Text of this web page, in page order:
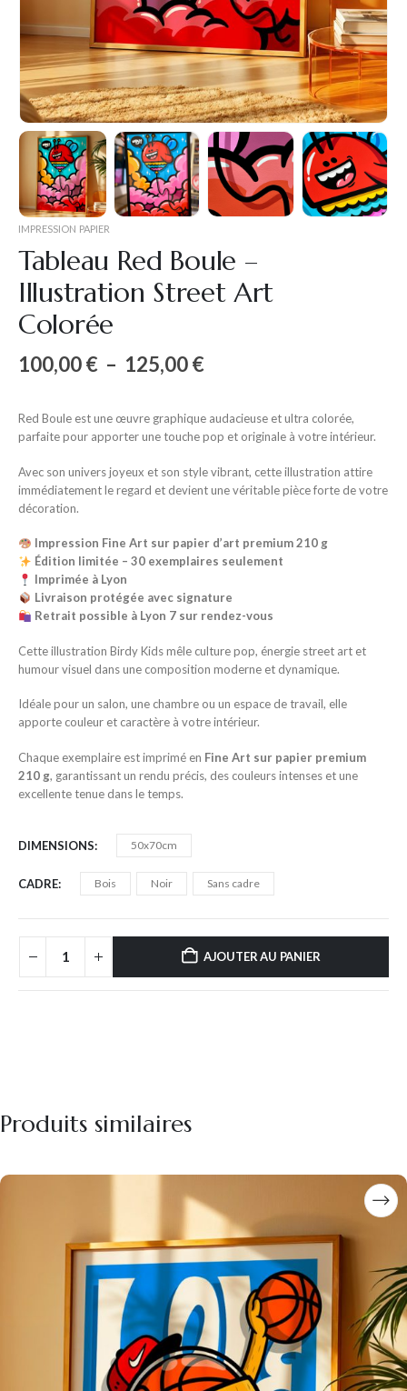
IMPRESSION PAPIER
Tableau Red Boule –
Illustration Street Art
Colorée
100,00€ – 125,00€
Red Boule est une œuvre graphique audacieuse et ultra colorée,
parfaite pour apporter une touche pop et originale à votre intérieur.
Avec son univers joyeux et son style vibrant, cette illustration attire
immédiatement le regard et devient une véritable pièce forte de votre
décoration.
Impression Fine Art sur papier d’art premium 210 g
Édition limitée – 30 exemplaires seulement
Imprimée à Lyon
Livraison protégée avec signature
Retrait possible à Lyon 7 sur rendez-vous
Cette illustration Birdy Kids mêle culture pop, énergie street art et
humour visuel dans une composition moderne et dynamique.
Idéale pour un salon, une chambre ou un espace de travail, elle
apporte couleur et caractère à votre intérieur.
Chaque exemplaire est imprimé en Fine Art sur papier premium
210 g, garantissant un rendu précis, des couleurs intenses et une
excellente tenue dans le temps.
DIMENSIONS 50x70cm
CADRE Bois Noir Sans cadre
AJOUTER AU PANIER
Produits similaires